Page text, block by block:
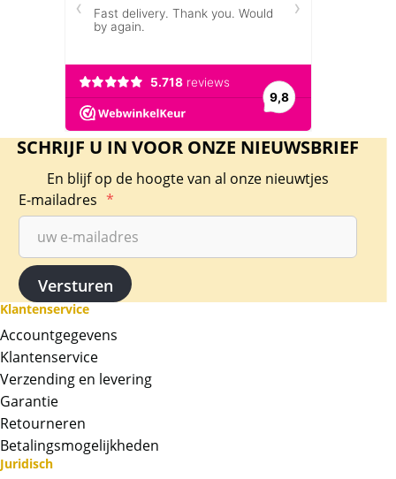
C. Hafner 5 gram goudbaar met certificaat
Ongetwijfeld een van de mooiste baren die op
de markt is!! De baren wegen 5 gram, en
bevatten 99,99% goud. De baren zijn
geproduceerd door C. Hafner uit Duitsland.
De baren hebben het LBMA Good Delivery
Refiner keurmerk.
Levering
De baren worden ingesealed geleverd in het
het ontwerp van een creditcard. Erg mooi
achterkant een unie serie nummer
gegraveerd. De creditcard kan krasjes
SCHRIJF U IN VOOR ONZE NIEUWSBRIEF
En blijf op de hoogte van al onze nieuwtjes
E-mailadres *
Klantenservice
Accountgegevens
Klantenservice
Verzending en levering
Garantie
Retourneren
Betalingsmogelijkheden
Juridisch